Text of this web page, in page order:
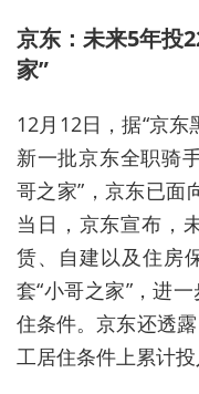
京东：未来5年投
家”
12月12日，据“京
新一批京东全职骑
哥之家”，京东已面
当日，京东宣布，
赁、自建以及住房
套“小哥之家”，进
住条件。京东还透
工居住条件上累计投